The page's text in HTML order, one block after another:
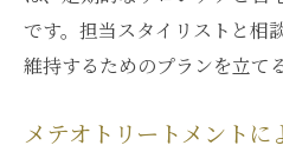
です。担当スタイリストと相
維持するためのプランを立て
メテオトリートメントに